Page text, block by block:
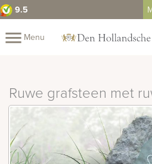
9.5
menu Menu
close
Assortiment
Fotoboek
Informatie
Prijzen
Over
Ruwe grafsteen met